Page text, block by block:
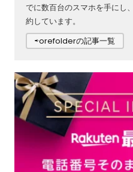
でに数百台のスマホを手にし
約しています。
⇨orefolderの記事一覧